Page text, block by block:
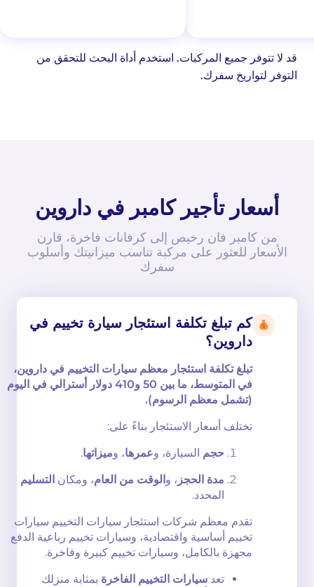
قد لا تتوفر جميع المركبات. استخدم أداة البحث للتحقق من
التوفر لتواريخ سفرك.
أسعار تأجير كامبر في داروين
من كامبر فان رخيص إلى كرفانات فاخرة، قارن
الأسعار للعثور على مركبة تناسب ميزانيتك وأسلوب
سفرك
كم تبلغ تكلفة استئجار سيارة تخييم في
داروين؟
تبلغ تكلفة استئجار معظم سيارات التخييم في داروين،
في المتوسط، ما بين 50 و410 دولار أسترالي في اليوم
(تشمل معظم الرسوم).
تختلف أسعار الاستئجار بناءً على:
حجمالسيارة، وعمرها، وميزاتها.
مدة الحجز ، والوقت من العام، ومكان التسليم
المحدد.
تقدم معظم شركات استئجار سيارات التخييم سيارات
تخييم أساسية واقتصادية، وسيارات تخييم رباعية الدفع
مجهزة بالكامل، وسيارات تخييم كبيرة وفاخرة.
تعد سيارات التخييم الفاخرةبمثابة منزلك